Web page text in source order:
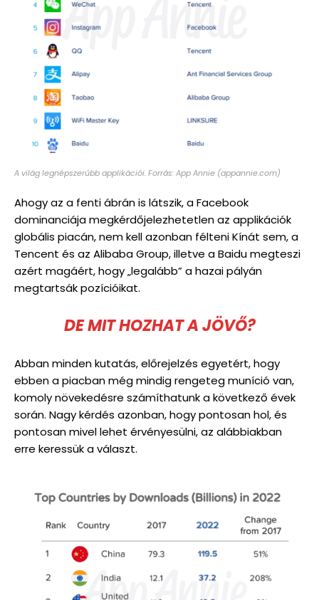
A világ legnépszerűbb applikációi. Forrás: App Annie (appannie.com)
Ahogy az a fenti ábrán is látszik, a Facebook
dominanciája megkérdőjelezhetetlen az applikációk
globális piacán, nem kell azonban félteni Kínát sem, a
Tencent és az Alibaba Group, illetve a Baidu megteszi
azért magáért, hogy „legalább” a hazai pályán
megtartsák pozícióikat.
DE MIT HOZHAT A JÖVŐ?
Abban minden kutatás, előrejelzés egyetért, hogy
ebben a piacban még mindig rengeteg muníció van,
komoly növekedésre számíthatunk a következő évek
során. Nagy kérdés azonban, hogy pontosan hol, és
pontosan mivel lehet érvényesülni, az alábbiakban
erre keressük a választ.